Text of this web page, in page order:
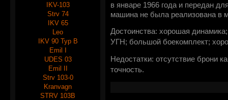
IKV-103
Strv 74
IKV 65
Leo
IKV 90 Typ B
Emil I
UDES 03
Emil II
Strv 103-0
Kranvagn
STRV 103B
в январе 1966 года и передан
машина не была реализована в
Достоинства: хорошая
УГН; большой боекомплект;
Недостатки: отсутствие брони
точность.